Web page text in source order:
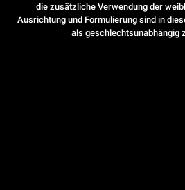
die zusätzliche Verwendung der
Ausrichtung und Formulierung sind in
als geschlechtsunabhängig